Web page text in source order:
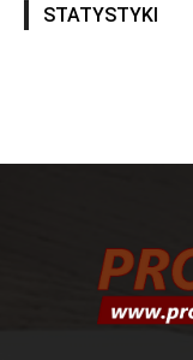
STATYSTYKI